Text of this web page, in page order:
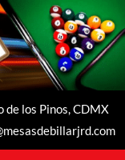
de los Pinos, CDMX